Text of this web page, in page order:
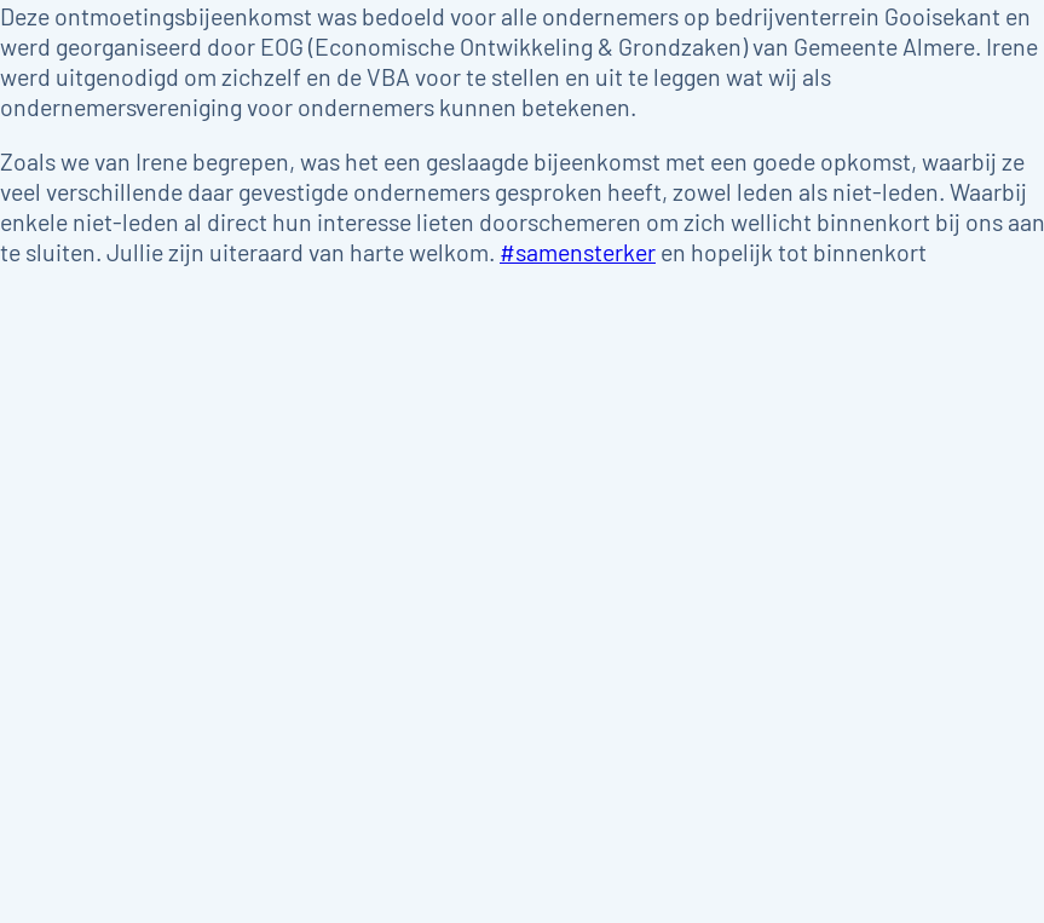
Deze ontmoetingsbijeenkomst was bedoeld voor alle ondernemers op bedrijventerrein Gooisekant en
werd georganiseerd door EOG (Economische Ontwikkeling & Grondzaken) van Gemeente Almere. Irene
werd uitgenodigd om zichzelf en de VBA voor te stellen en uit te leggen wat wij als
ondernemersvereniging voor ondernemers kunnen betekenen.
Zoals we van Irene begrepen, was het een geslaagde bijeenkomst met een goede opkomst, waarbij ze
veel verschillende daar gevestigde ondernemers gesproken heeft, zowel leden als niet-leden. Waarbij
enkele niet-leden al direct hun interesse lieten doorschemeren om zich wellicht binnenkort bij ons aan
te sluiten. Jullie zijn uiteraard van harte welkom. #samensterker en hopelijk tot binnenkort